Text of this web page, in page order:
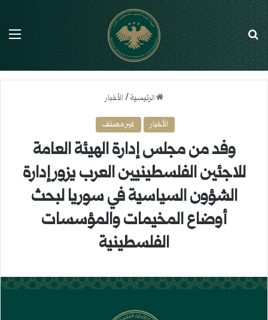
الرئيسية/ الأخبار
الأخبار غير مصنف
وفد من مجلس إدارة الهيئة العامة
للاجئين الفلسطينيين العرب يزور إدارة
الشؤون السياسية في سوريا لبحث
أوضاع المخيمات والمؤسسات
الفلسطينية